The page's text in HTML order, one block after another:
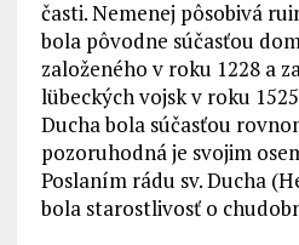
časti. Nemenej pôsobivá
bola pôvodne súčasťou
založeného v roku 1228 a
lübeckých vojsk v roku
Ducha bola súčasťou
pozoruhodná je svojim
Poslaním rádu sv. Ducha
bola starostlivosť o